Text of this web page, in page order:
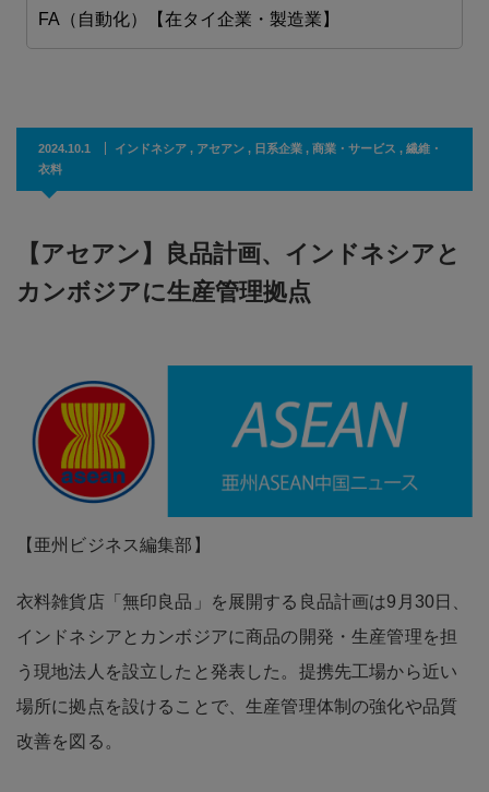
FA（自動化）【在タイ企業・製造業】
2024.10.1 インドネシア , アセアン , 日系企業 , 商業・サービス , 繊維・
衣料
【アセアン】良品計画、インドネシアと
カンボジアに生産管理拠点
【亜州ビジネス編集部】
衣料雑貨店「無印良品」を展開する良品計画は9月30日、
インドネシアとカンボジアに商品の開発・生産管理を担
う現地法人を設立したと発表した。提携先工場から近い
場所に拠点を設けることで、生産管理体制の強化や品質
改善を図る。